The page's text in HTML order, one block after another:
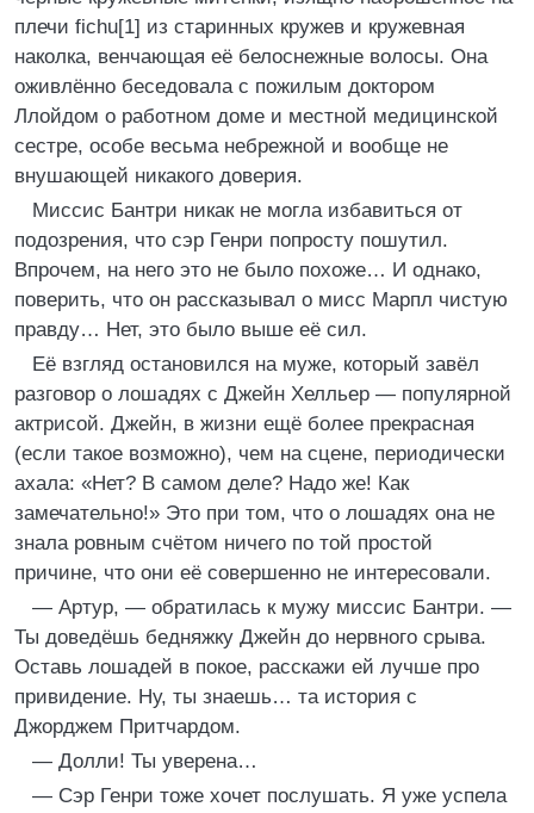
плечи fichu[1] из старинных кружев и кружевная
наколка, венчающая её белоснежные волосы. Она
оживлённо беседовала с пожилым доктором
Ллойдом о работном доме и местной медицинской
сестре, особе весьма небрежной и вообще не
внушающей никакого доверия.
Миссис Бантри никак не могла избавиться от
подозрения, что сэр Генри попросту пошутил.
Впрочем, на него это не было похоже… И однако,
поверить, что он рассказывал о мисс Марпл чистую
правду… Нет, это было выше её сил.
Её взгляд остановился на муже, который завёл
разговор о лошадях с Джейн Хелльер — популярной
актрисой. Джейн, в жизни ещё более прекрасная
(если такое возможно), чем на сцене, периодически
ахала: «Нет? В самом деле? Надо же! Как
замечательно!» Это при том, что о лошадях она не
знала ровным счётом ничего по той простой
причине, что они её совершенно не интересовали.
— Артур, — обратилась к мужу миссис Бантри. —
Ты доведёшь бедняжку Джейн до нервного срыва.
Оставь лошадей в покое, расскажи ей лучше про
привидение. Ну, ты знаешь… та история с
Джорджем Притчардом.
— Долли! Ты уверена…
— Сэр Генри тоже хочет послушать. Я уже успела